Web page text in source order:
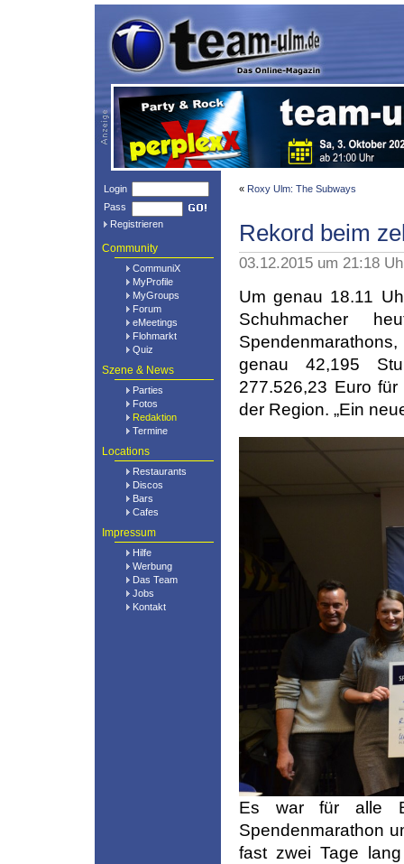
Login
Pass
Registrieren
Community
CommuniX
MyProfile
MyGroups
Forum
eMeetings
Flohmarkt
Quiz
Szene & News
Parties
Fotos
Redaktion
Termine
Locations
Restaurants
Discos
Bars
Cafes
Impressum
Hilfe
Werbung
Das Team
Jobs
Kontakt
« Roxy Ulm: The Subways
Rekord beim
03.12.2015 um 21:18
Um genau 18.11
Schuhmacher
genau 42,195
277.526,23 Euro
der Region. „Ein
Es war für alle
Spendenmarathon
fast zwei Tage